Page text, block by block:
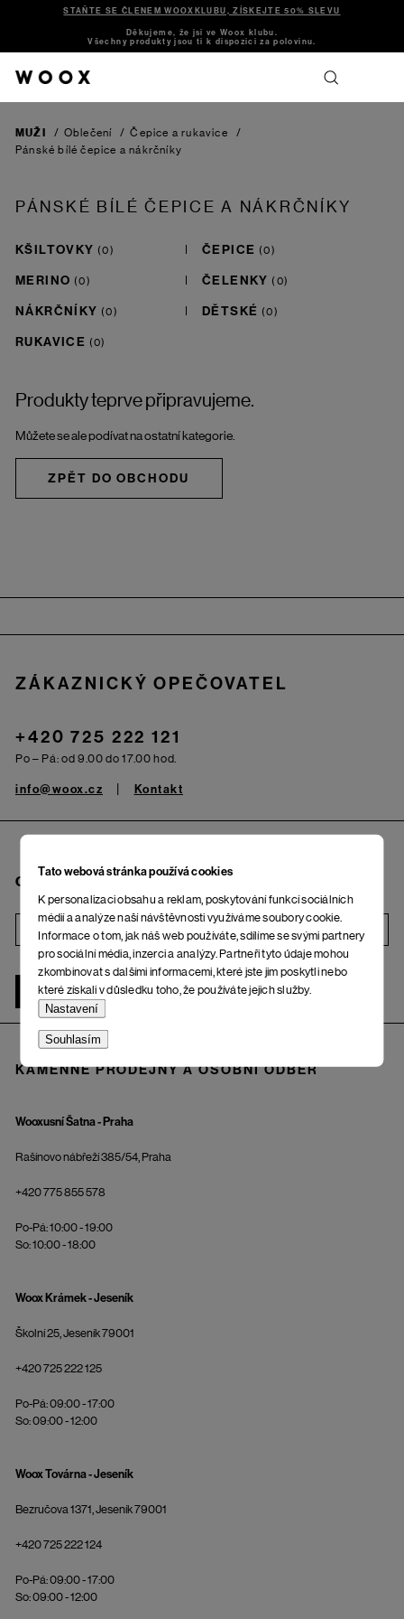
Tato webová stránka používá cookies
K personalizaci obsahu a reklam, poskytování funkcí sociálních
médií a analýze naší návštěvnosti využíváme soubory cookie.
Informace o tom, jak náš web používáte, sdílíme se svými partnery
pro sociální média, inzerci a analýzy. Partneři tyto údaje mohou
zkombinovat s dalšími informacemi, které jste jim poskytli nebo
které získali v důsledku toho, že používáte jejich služby.
Nastavení
Souhlasím
STAŇTE SE ČLENEM WOOXKLUBU, ZÍSKEJTE 50% SLEVU
Děkujeme, že jsi ve Woox klubu.
Všechny produkty jsou ti k dispozici za polovinu.
MUŽI / Oblečení / Čepice a rukavice
/
Pánské bílé čepice a nákrčníky
PÁNSKÉ BÍLÉ ČEPICE A NÁKRČNÍKY
KŠILTOVKY
ČEPICE
MERINO
ČELENKY
NÁKRČNÍKY
DĚTSKÉ
RUKAVICE
Produkty teprve připravujeme.
Můžete se ale podívat na ostatní kategorie.
ZPĚT DO OBCHODU
ZÁKAZNICKÝ OPEČOVATEL
+420 725 222 121
Po – Pá: od 9.00 do 17.00 hod.
info@woox.cz Kontakt
Chci odebírat newsletter
ŽENA MUŽ
KAMENNÉ PRODEJNY A OSOBNÍ ODBĚR
Wooxusní Šatna - Praha
Rašínovo nábřeží 385/54, Praha
+420 775 855 578
Po-Pá: 10:00 - 19:00
So: 10:00 - 18:00
Woox Krámek - Jeseník
Školní 25, Jeseník 79001
+420 725 222 125
Po-Pá: 09:00 - 17:00
So: 09:00 - 12:00
Woox Továrna - Jeseník
Bezručova 1371, Jeseník 79001
+420 725 222 124
Po-Pá: 09:00 - 17:00
So: 09:00 - 12:00